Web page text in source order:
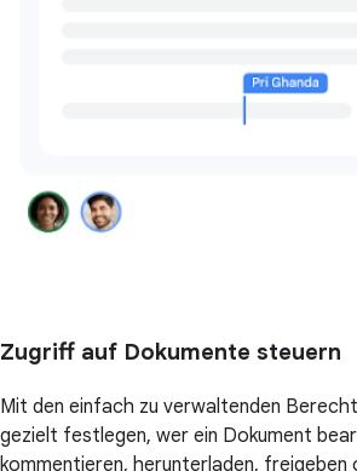
Zugriff auf Dokumente steuern
Mit den einfach zu verwaltenden
gezielt festlegen, wer ein Dokument
kommentieren, herunterladen,